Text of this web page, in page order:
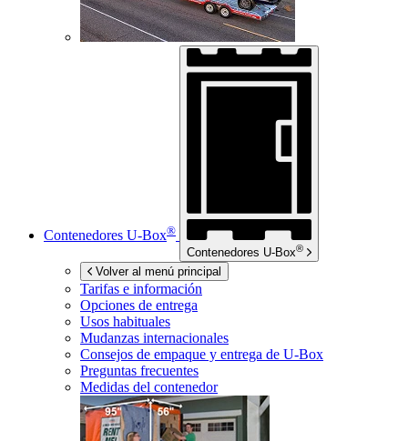
Contenedores U-Box®
Contenedores U-Box®
Volver al menú principal
Tarifas e información
Opciones de entrega
Usos habituales
Mudanzas internacionales
Consejos de empaque y entrega de U-Box
Preguntas frecuentes
Medidas del contenedor